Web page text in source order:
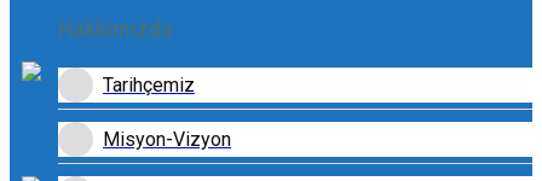
Hakkımızda
Tarihçemiz
Misyon-Vizyon